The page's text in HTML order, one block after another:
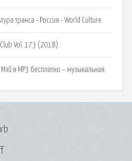
транса - Россия - World Culture.
Vol. 173 (2018).
в MP3 бесплатно – музыкальная.